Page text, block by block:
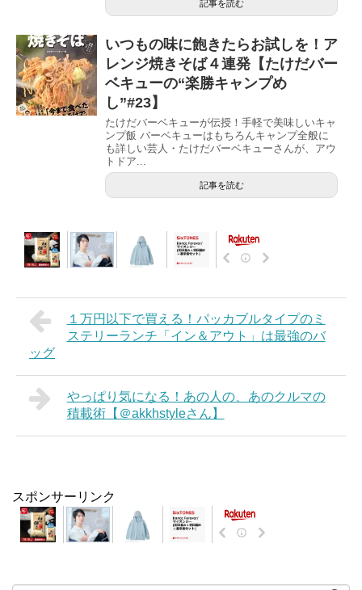
記事を読む
いつもの味に飽きたらお試しを！ア
レンジ焼きそば４連発【たけだバー
ベキューの“楽勝キャンプめ
し”#23】
たけだバーベキューが伝授！手軽で美味しいキャ
ンプ飯 バーベキューはもちろんキャンプ全般に
も詳しい芸人・たけだバーベキューさんが、アウ
トドア...
記事を読む
１万円以下で買える！パッカブルタイプのミ
ステリーランチ「イン＆アウト」は最強のバ
ッグ
やっぱり気になる！あの人の、あのクルマの
積載術【＠akkhstyleさん】
スポンサーリンク